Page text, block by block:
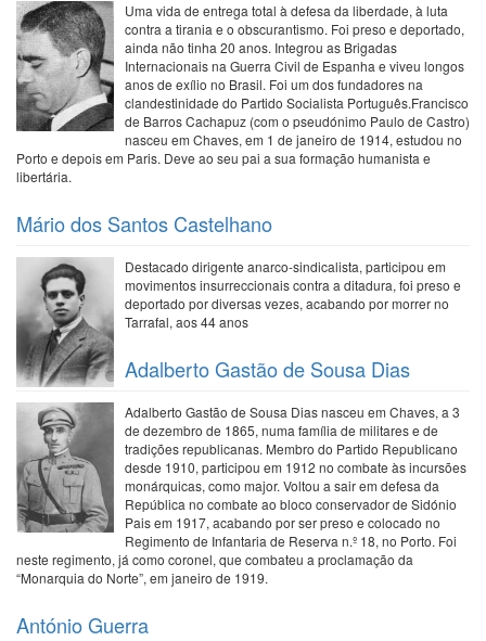
Uma vida de entrega total à defesa da liberdade, à luta
contra a tirania e o obscurantismo. Foi preso e deportado,
ainda não tinha 20 anos. Integrou as Brigadas
Internacionais na Guerra Civil de Espanha e viveu longos
anos de exílio no Brasil. Foi um dos fundadores na
clandestinidade do Partido Socialista Português.Francisco
de Barros Cachapuz (com o pseudónimo Paulo de Castro)
nasceu em Chaves, em 1 de janeiro de 1914, estudou no
Porto e depois em Paris. Deve ao seu pai a sua formação humanista e
libertária.
Mário dos Santos Castelhano
Destacado dirigente anarco-sindicalista, participou em
movimentos insurreccionais contra a ditadura, foi preso e
deportado por diversas vezes, acabando por morrer no
Tarrafal, aos 44 anos
Adalberto Gastão de Sousa Dias
Adalberto Gastão de Sousa Dias nasceu em Chaves, a 3
de dezembro de 1865, numa família de militares e de
tradições republicanas. Membro do Partido Republicano
desde 1910, participou em 1912 no combate às incursões
monárquicas, como major. Voltou a sair em defesa da
República no combate ao bloco conservador de Sidónio
Pais em 1917, acabando por ser preso e colocado no
Regimento de Infantaria de Reserva n.º 18, no Porto. Foi
neste regimento, já como coronel, que combateu a proclamação da
“Monarquia do Norte”, em janeiro de 1919.
António Guerra